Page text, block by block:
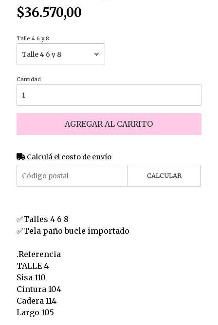
$36.570,00
Talle 4 6 y 8
Cantidad
AGREGAR AL CARRITO
Calculá el costo de envío
CALCULAR
✅️Talles 4 6 8
✅️Tela paño bucle importado
.Referencia
TALLE 4
Sisa 110
Cintura 104
Cadera 114
Largo 105